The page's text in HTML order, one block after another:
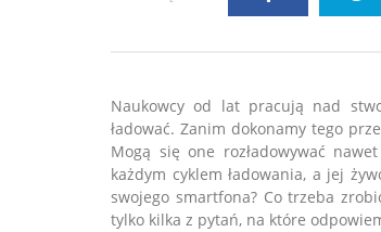
Naukowcy od lat pracują nad
ładować. Zanim dokonamy tego
Mogą się one rozładowywać
każdym cyklem ładowania, a jej
swojego smartfona? Co trzeba
tylko kilka z pytań, na które